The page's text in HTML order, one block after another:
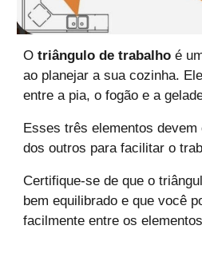
Otriângulo de trabalho é
ao planejar a sua cozinha.
entre a pia, o fogão e a
Esses três elementos
dos outros para facilitar o
Certifique-se de que o
bem equilibrado e que você
facilmente entre os